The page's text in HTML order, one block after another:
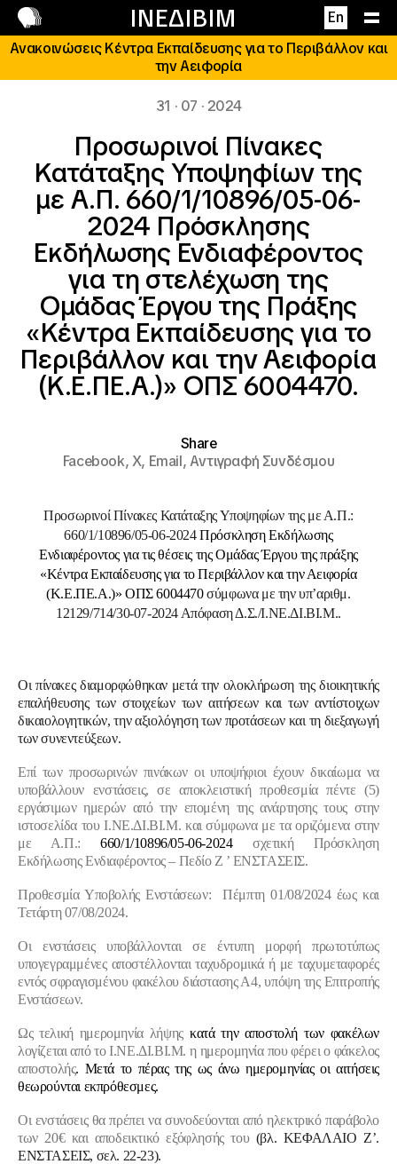
ΙΝΕΔΙΒΙΜ En
Επικοινωνία
Ανακοινώσεις Κέντρα Εκπαίδευσης για το Περιβάλλον και
την Αειφορία
31 · 07 · 2024
Προσωρινοί Πίνακες
Κατάταξης Υποψηφίων της
με Α.Π. 660/1/10896/05-06-
2024 Πρόσκλησης
Εκδήλωσης Ενδιαφέροντος
για τη στελέχωση της
Ομάδας Έργου της Πράξης
«Κέντρα Εκπαίδευσης για το
Περιβάλλον και την Αειφορία
(Κ.Ε.ΠΕ.Α.)» ΟΠΣ 6004470.
Share
Facebook,X, Email,Αντιγραφή Συνδέσμου
Προσωρινοί Πίνακες Κατάταξης Υποψηφίων της με Α.Π.:
660/1/10896/05-06-2024Πρόσκληση Εκδήλωσης
Ενδιαφέροντος για τις θέσεις της Ομάδας Έργου της πράξης
«Κέντρα Εκπαίδευσης για το Περιβάλλον και την Αειφορία
(Κ.Ε.ΠΕ.Α.)» ΟΠΣ 6004470 σύμφωνα με την υπ’αριθμ.
12129/714/30-07-2024 Απόφαση Δ.Σ./Ι.ΝΕ.ΔΙ.ΒΙ.Μ..
Οι πίνακες διαμορφώθηκαν μετά την ολοκλήρωση της διοικητικής
επαλήθευσης των στοιχείων των αιτήσεων και των αντίστοιχων
δικαιολογητικών, την αξιολόγηση των προτάσεων και τη διεξαγωγή
των συνεντεύξεων.
Επί των προσωρινών πινάκων οι υποψήφιοι έχουν δικαίωμα να
υποβάλλουν ενστάσεις,σε αποκλειστική προθεσμία πέντε (5)
εργάσιμων ημερών από τηνεπομένη της ανάρτησης τους στην
ιστοσελίδα του Ι.ΝΕ.ΔΙ.ΒΙ.Μ. και σύμφωνα με τα οριζόμενα στην
με Α.Π.:660/1/10896/05-06-2024 σχετική Πρόσκληση
Εκδήλωσης Ενδιαφέροντος – Πεδίο Ζ ’ ΕΝΣΤΑΣΕΙΣ.
Προθεσμία Υποβολής Ενστάσεων: Πέμπτη 01/08/2024 έως και
Τετάρτη 07/08/2024.
Οι ενστάσεις υποβάλλονται σε έντυπη μορφή πρωτοτύπως
υπογεγραμμένες αποστέλλονταιταχυδρομικά ή με ταχυμεταφορές
εντός σφραγισμένου φακέλου διάστασης Α4, υπόψη της Επιτροπής
Ενστάσεων.
Ως τελική ημερομηνία λήψης κατά την αποστολή των φακέλων
λογίζεται από το Ι.ΝΕ.ΔΙ.ΒΙ.Μ. η ημερομηνία που φέρει ο φάκελος
αποστολής. Μετά το πέρας της ως άνω ημερομηνίας οι αιτήσεις
θεωρούνται εκπρόθεσμες.
Οι ενστάσεις θα πρέπει να συνοδεύονται από ηλεκτρικό παράβολο
των 20€ και αποδεικτικό εξόφλησής του (βλ. ΚΕΦΑΛΑΙΟ Ζ’.
ΕΝΣΤΑΣΕΙΣ, σελ. 22-23).